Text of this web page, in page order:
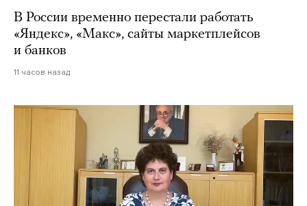
В России временно перестали работать
«Яндекс», «Макс», сайты маркетплейсов
и банков
11 часов назад